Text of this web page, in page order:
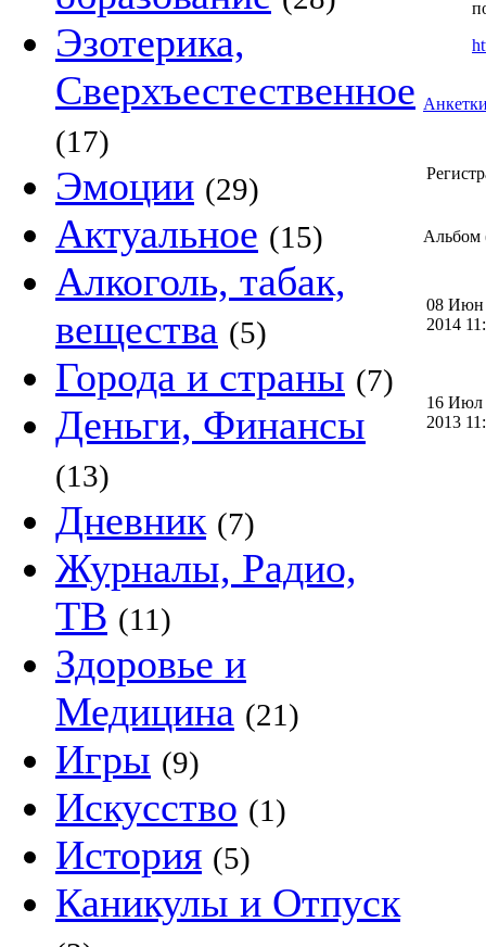
Эзотерика,
Сверхъестественное
(17)
Эмоции (29)
Актуальное (15)
Алкоголь, табак,
вещества (5)
Города и страны (7)
Деньги, Финансы
(13)
Дневник (7)
Журналы, Радио,
ТВ (11)
Здоровье и
Медицина (21)
Игры (9)
Искусство (1)
История (5)
Каникулы и Отпуск
Альбом
08 Июн
2014
16 Июл
2013